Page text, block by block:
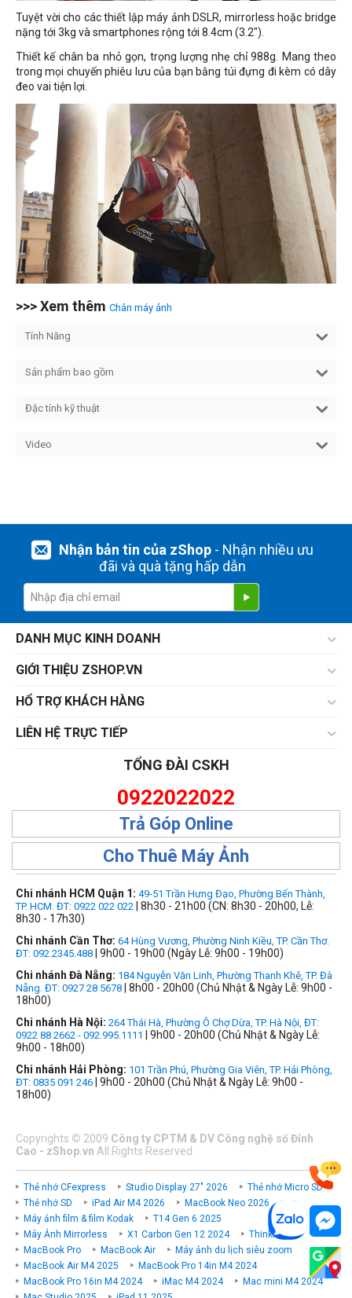
Tuyệt vời cho các thiết lập máy ảnh DSLR, mirrorless hoặc bridge
nặng tới 3kg và smartphones rộng tới 8.4cm (3.2").
Thiết kế chân ba nhỏ gọn, trọng lượng nhẹ chỉ 988g. Mang theo
trong mọi chuyến phiêu lưu của bạn bằng túi đựng đi kèm có dây
đeo vai tiện lợi.
>>> Xem thêm Chân máy ảnh
Tính Năng
Sản phẩm bao gồm
Đặc tính kỹ thuật
Video
Nhận bản tin của zShop- Nhận nhiều ưu
đãi và quà tặng hấp dẫn
DANH MỤC KINH DOANH
GIỚI THIỆU ZSHOP.VN
HỔ TRỢ KHÁCH HÀNG
LIÊN HỆ TRỰC TIẾP
TỔNG ĐÀI CSKH
0922022022
Trả Góp Online
Cho Thuê Máy Ảnh
Chi nhánh HCM Quận 1: 49-51 Trần Hưng Đạo, Phường Bến Thành,
TP. HCM. ĐT: 0922 022 022 | 8h30 - 21h00 (CN: 8h30 - 20h00, Lễ:
8h30 - 17h30)
Chi nhánh Cần Thơ: 64 Hùng Vương, Phường Ninh Kiều, TP. Cần Thơ.
ĐT: 092.2345.488 | 9h00 - 19h00 (Ngày Lễ: 9h00 - 19h00)
Chi nhánh Đà Nẵng: 184 Nguyễn Văn Linh, Phường Thanh Khê, TP. Đà
Nẵng. ĐT: 0927 28 5678 | 8h00 - 20h00 (Chủ Nhật & Ngày Lễ: 9h00 -
18h00)
Chi nhánh Hà Nội: 264 Thái Hà, Phường Ô Chợ Dừa, TP. Hà Nội, ĐT:
0922 88 2662 - 092.995.1111
| 9h00 - 20h00 (Chủ Nhật & Ngày Lễ:
9h00 - 18h00)
Chi nhánh Hải Phòng: 101 Trần Phú, Phường Gia Viên, TP. Hải Phòng,
ĐT: 0835 091 246 | 9h00 - 20h00 (Chủ Nhật & Ngày Lễ: 9h00 -
18h00)
Copyrights © 2009 Công ty CPTM & DV Công nghệ số Đỉnh
Cao - zShop.vn All Rights Reserved
Thẻ nhớ CFexpress Studio Display 27" 2026
Thẻ nhớ Micro SD
Thẻ nhớ SD
iPad Air M4 2026
MacBook Neo 2026
Máy ảnh film & film Kodak
T14 Gen 6 2025
Máy Ảnh Mirrorless
X1 Carbon Gen 12 2024
ThinkPad P
MacBook Pro
MacBook Air
Máy ảnh du lịch siêu zoom
MacBook Air M4 2025
MacBook Pro 14in M4 2024
MacBook Pro 16in M4 2024
iMac M4 2024
Mac mini M4 2024